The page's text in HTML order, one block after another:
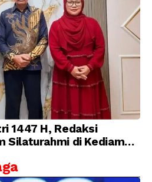
1447 H, Redaksi
Silaturahmi di Kediaman